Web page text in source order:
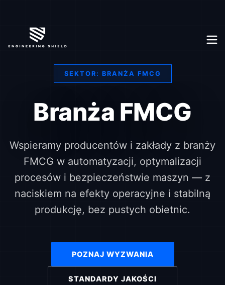
SEKTOR: BRANŻA FMCG
Branża FMCG
Wspieramy producentów i zakłady z branży
FMCG w automatyzacji, optymalizacji
procesów i bezpieczeństwie maszyn — z
naciskiem na efekty operacyjne i stabilną
produkcję, bez pustych obietnic.
POZNAJ WYZWANIA
STANDARDY JAKOŚCI